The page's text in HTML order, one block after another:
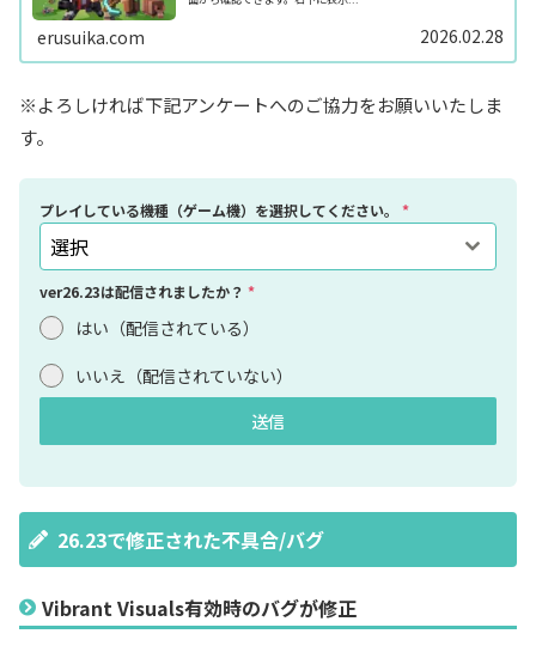
erusuika.com 2026.02.28
※よろしければ下記アンケートへのご協力をお願いいたしま
す。
プレイしている機種（ゲーム機）を選択してください。 *
選択
ver26.23は配信されましたか？ *
はい（配信されている）
いいえ（配信されていない）
送信
26.23で修正された不具合/バグ
Vibrant Visuals有効時のバグが修正